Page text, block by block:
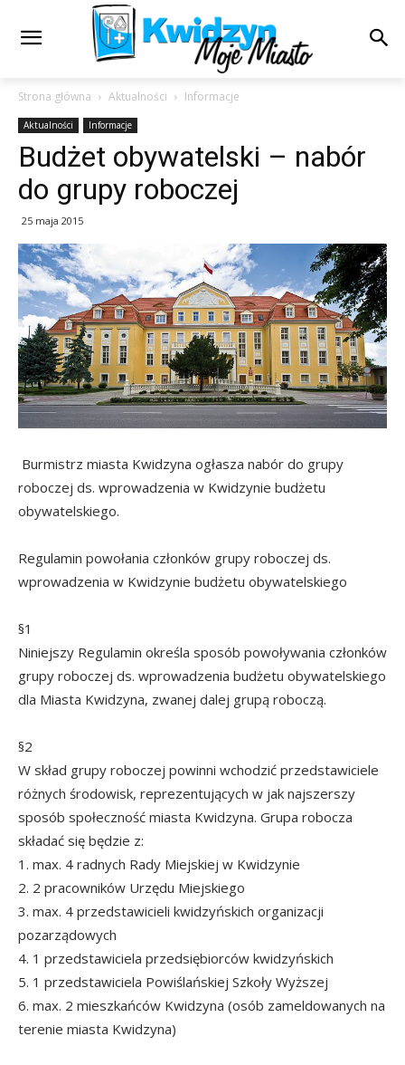
Strona główna Aktualności Informacje
Aktualności Informacje
Budżet obywatelski – nabór
do grupy roboczej
25 maja 2015
Burmistrz miasta Kwidzyna ogłasza nabór do grupy
roboczej ds. wprowadzenia w Kwidzynie budżetu
obywatelskiego.
Regulamin powołania członków grupy roboczej ds.
wprowadzenia w Kwidzynie budżetu obywatelskiego
§1
Niniejszy Regulamin określa sposób powoływania członków
grupy roboczej ds. wprowadzenia budżetu obywatelskiego
dla Miasta Kwidzyna, zwanej dalej grupą roboczą.
§2
W skład grupy roboczej powinni wchodzić przedstawiciele
różnych środowisk, reprezentujących w jak najszerszy
sposób społeczność miasta Kwidzyna. Grupa robocza
składać się będzie z:
1. max. 4 radnych Rady Miejskiej w Kwidzynie
2. 2 pracowników Urzędu Miejskiego
3. max. 4 przedstawicieli kwidzyńskich organizacji
pozarządowych
4. 1 przedstawiciela przedsiębiorców kwidzyńskich
5. 1 przedstawiciela Powiślańskiej Szkoły Wyższej
6. max. 2 mieszkańców Kwidzyna (osób zameldowanych na
terenie miasta Kwidzyna)